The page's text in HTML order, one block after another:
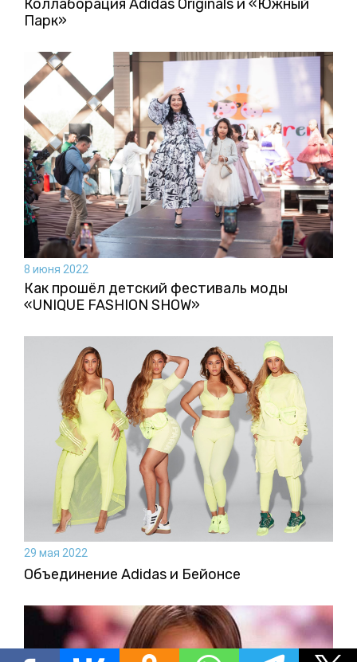
Коллаборация Аdidas Originals и «Южный
Парк»
8 июня 2022
Как прошёл детский фестиваль моды
«UNIQUE FASHION SHOW»
29 мая 2022
Объединение Adidas и Бейонсе